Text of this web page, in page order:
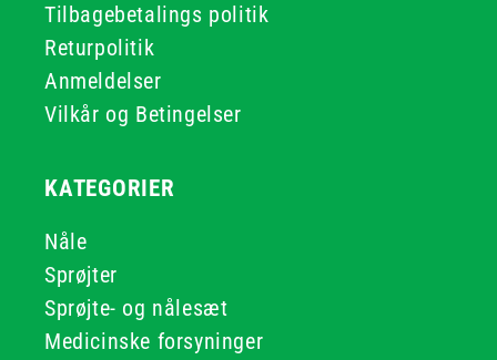
Tilbagebetalings politik
Returpolitik
Anmeldelser
Vilkår og Betingelser
KATEGORIER
Nåle
Sprøjter
Sprøjte- og nålesæt
Medicinske forsyninger